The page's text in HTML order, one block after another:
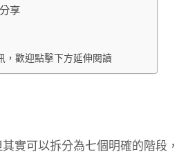
享
，歡迎點擊下方延伸閱讀
實可以拆分為七個明確的階段，